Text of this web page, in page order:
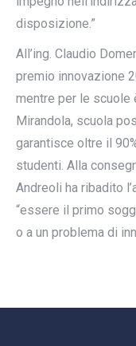
disposizione.”
All’ing. Claudio
premio innovazione
mentre per le scuole
Mirandola, scuola
garantisce oltre il
studenti. Alla
Andreoli ha ribadito
“essere il primo
o a un problema di